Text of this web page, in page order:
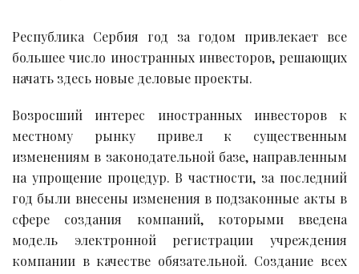
Республика Сербия год за годом привлекает все
большее число иностранных инвесторов, решающих
начать здесь новые деловые проекты.
Возросший интерес иностранных инвесторов к
местному рынку привел к существенным
изменениям в законодательной базе, направленным
на упрощение процедур. В частности, за последний
год были внесены изменения в подзаконные акты в
сфере создания компаний, которыми введена
модель электронной регистрации учреждения
компании в качестве обязательной. Создание всех